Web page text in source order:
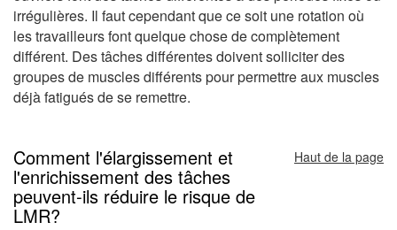
irrégulières. Il faut cependant que ce soit une rotation où
les travailleurs font quelque chose de complètement
différent. Des tâches différentes doivent solliciter des
groupes de muscles différents pour permettre aux muscles
déjà fatigués de se remettre.
Comment l'élargissement et
l'enrichissement des tâches
peuvent-ils réduire le risque de
LMR?
Haut de la page